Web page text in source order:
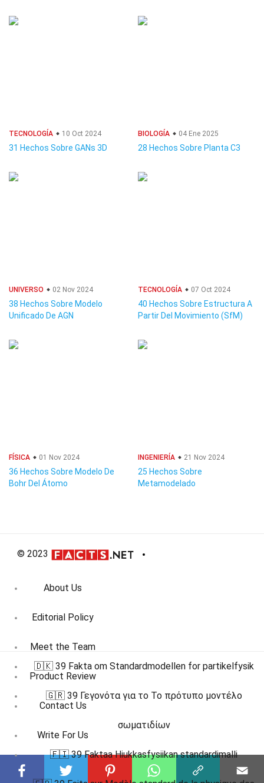
TECNOLOGÍA 10 Oct 2024
31 Hechos Sobre GANs 3D
BIOLOGÍA 04 Ene 2025
28 Hechos Sobre Planta C3
UNIVERSO 02 Nov 2024
38 Hechos Sobre Modelo
Unificado De AGN
TECNOLOGÍA 07 Oct 2024
40 Hechos Sobre Estructura A
Partir Del Movimiento (SfM)
FÍSICA 01 Nov 2024
36 Hechos Sobre Modelo De
Bohr Del Átomo
INGENIERÍA 21 Nov 2024
25 Hechos Sobre
Metamodelado
© 2023
About Us
Editorial Policy
Meet the Team
Product Review
Contact Us
Write For Us
Affiliate Disclosure
🇩🇰 39 Fakta om Standardmodellen for partikelfysik
🇬🇷 39 Γεγονότα για το Το πρότυπο μοντέλο
σωματιδίων
🇫🇮 39 Faktaa Hiukkasfysiikan standardimalli